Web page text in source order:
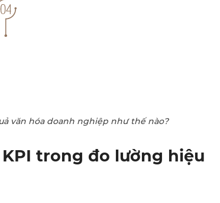
văn hóa doanh nghiệp như thế nào?
trong đo lường hiệu